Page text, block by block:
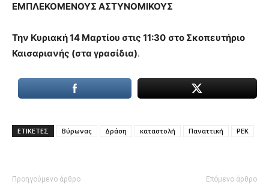
ΕΜΠΛΕΚΟΜΕΝΟΥΣ ΑΣΤΥΝΟΜΙΚΟΥΣ
Την Κυριακή 14 Μαρτίου στις 11:30 στο Σκοπευτήριο
Καισαριανής (στα γρασίδια).
ΕΤΙΚΕΤΕΣ Βύρωνας Δράση καταστολή Παναττική ΡΕΚ
Προηγούμενο άρθρο Επόμενο άρθρο